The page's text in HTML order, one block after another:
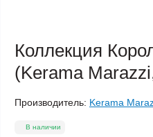
Коллекция
(Kerama
Производитель: Kerama
В наличии